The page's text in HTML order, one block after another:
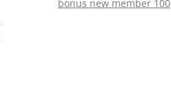
bonus new member 100